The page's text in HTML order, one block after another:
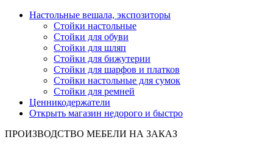
Настольные вешала, экспозиторы
Стойки настольные
Стойки для обуви
Стойки для шляп
Стойки для бижутерии
Стойки для шарфов и платков
Стойки настольные для сумок
Стойки для ремней
Ценникодержатели
Открыть магазин недорого и быстро
ПРОИЗВОДСТВО МЕБЕЛИ НА ЗАКАЗ